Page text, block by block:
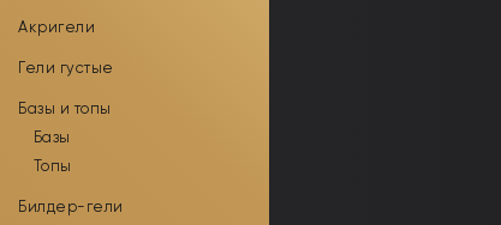
Акригели
Гели густые
Базы и топы
Базы
Топы
Билдер-гели